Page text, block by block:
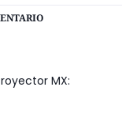
MX: